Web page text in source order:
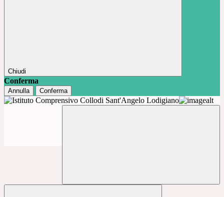
Chiudi
Conferma
Annulla Conferma